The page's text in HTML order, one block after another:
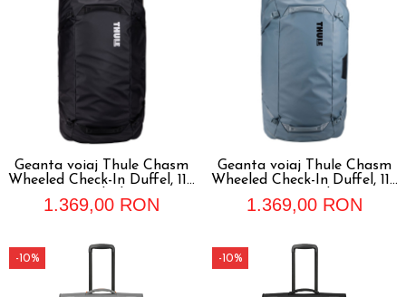
Geanta voiaj Thule Chasm
Wheeled Check-In Duffel, 110
1.369,00 RON
Geanta voiaj Thule Chasm
Wheeled Check-In Duffel, 110
1.369,00 RON
-10% -10%